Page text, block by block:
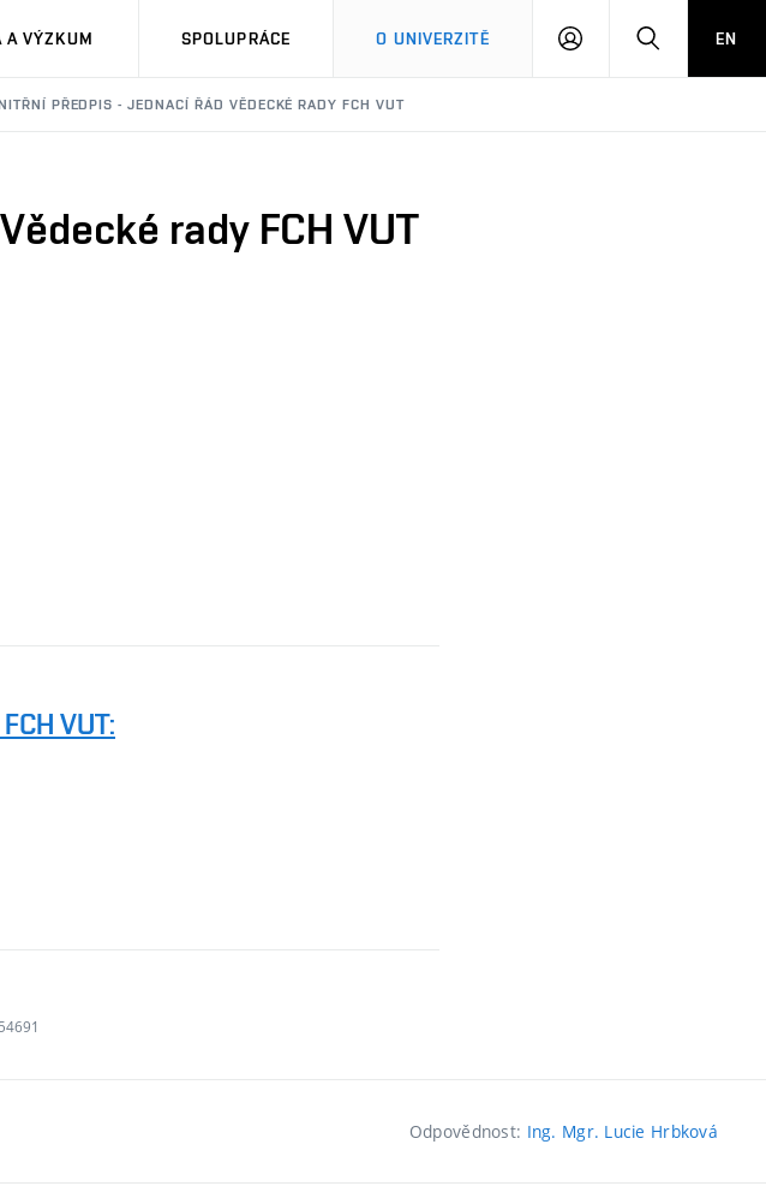
A VÝZKUM SPOLUPRÁCE O UNIVERZITĚ
PŘIHLÁSIT HLEDATEN
PŘEDPIS - JEDNACÍ ŘÁD VĚDECKÉ RADY FCH VUT
rady FCH VUT
VUT:
Odpovědnost: Ing. Mgr. Lucie Hrbková